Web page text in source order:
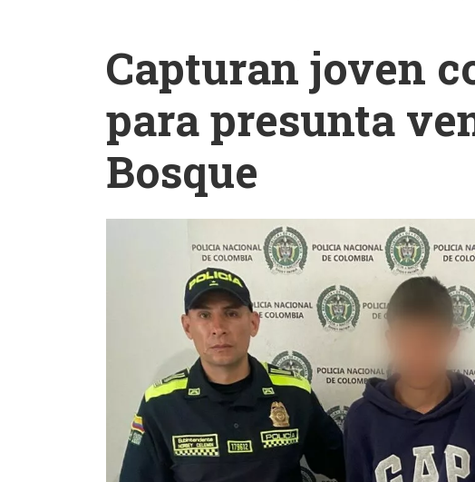
Capturan joven
para presunta
Bosque